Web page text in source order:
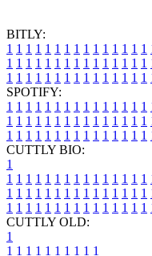
BITLY:
1 1 1 1 1 1 1 1 1 1 1 1 1 1 1
1 1 1 1 1 1 1 1 1 1 1 1 1 1 1
1 1 1 1 1 1 1 1 1 1 1 1 1 1 1
SPOTIFY:
1 1 1 1 1 1 1 1 1 1 1 1 1 1 1
1 1 1 1 1 1 1 1 1 1 1 1 1 1 1
1 1 1 1 1 1 1 1 1 1 1 1 1 1 1
CUTTLY BIO:
1
1 1 1 1 1 1 1 1 1 1 1 1 1 1 1
1 1 1 1 1 1 1 1 1 1 1 1 1 1 1
1 1 1 1 1 1 1 1 1 1 1 1 1 1 1
CUTTLY OLD:
1
1 1 1 1 1 1 1 1 1 1